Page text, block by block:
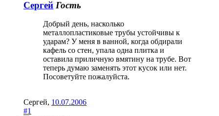
Сергей Гость
Добрый день, насколько
металлопластиковые трубы устойчивы к
ударам? У меня в ванной, когда обдирали
кафель со стен, упала одна плитка и
оставила приличную вмятину на трубе. Вот
теперь думаю заменять этот кусок или нет.
Посоветуйте пожалуйста.
Сергей, 10.07.2006
#1